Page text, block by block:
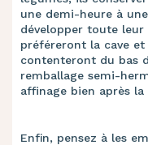
une demi-heure à
développer toute leur
préféreront la cave
contenteront du bas
remballage semi-
affinage bien après la
Enfin, pensez à les